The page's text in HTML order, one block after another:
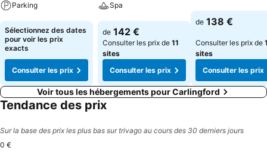
Parking
Consulter les prix
Sélectionnez des dates
pour voir les prix
exacts
Consulter les prix
Spa
Consulter les prix
de 142 €
Consulter les prix de 11
sites
Consulter les prix
Consulter les
de 138 €
Consulter les prix de
sites
Consulter les prix
Voir tous les hébergements pour Carlingford
Tendance des prix
Sur la base des prix les plus bas sur trivago au cours des 30 derniers jours
0 €